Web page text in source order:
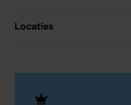
Locaties